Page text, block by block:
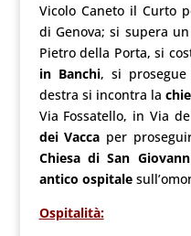
Vicolo Caneto il Curto
di Genova; si supera
Pietro della Porta, si
in Banchi, si
destra si incontra la
Via Fossatello, in Via
dei Vacca per
Chiesa di San
antico ospitale
Ospitalità: